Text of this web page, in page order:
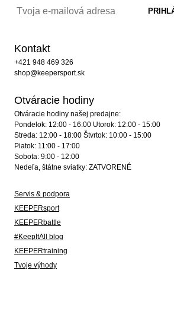
Kontakt
+421 948 469 326
shop@keepersport.sk
Otváracie hodiny
Otváracie hodiny našej predajne:
Pondelok: 12:00 - 16:00 Utorok: 12:00 - 15:00
Streda: 12:00 - 18:00 Štvrtok: 10:00 - 15:00
Piatok: 11:00 - 17:00
Sobota: 9:00 - 12:00
Nedeľa, štátne sviatky: ZATVORENÉ
Servis & podpora
KEEPERsport
KEEPERbattle
#KeepItAll blog
KEEPERtraining
Tvoje výhody